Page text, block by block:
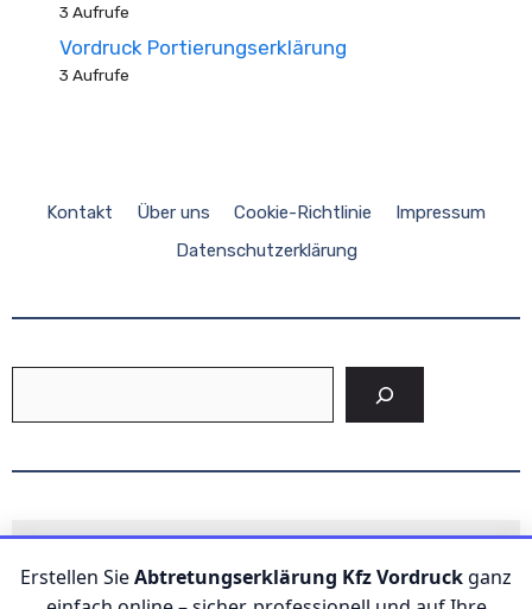
3 Aufrufe
Vordruck Portierungserklärung
3 Aufrufe
Kontakt Über uns Cookie-Richtlinie
Impressum
Datenschutzerklärung
    E-Mail:
info@vklarung.de
    Adresse: Kommandantenstraße , 10117 Berlin,
Erstellen SieAbtretungserklärung Kfz Vordruck ganz